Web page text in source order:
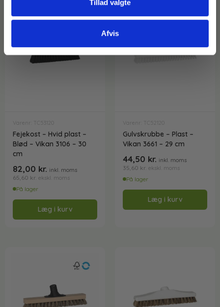
Tillad valgte
Afvis
Varenr: TC53120
Fejekost – Hvid plast –
Blød – Vikan 3106 – 30
cm
82,00 kr. inkl. moms
65,60 kr. ekskl. moms
På lager
Læg i kurv
Varenr: TC52120
Gulvskrubbe – Plast –
Vikan 3661 – 29 cm
44,50 kr. inkl. moms
35,60 kr. ekskl. moms
På lager
Læg i kurv